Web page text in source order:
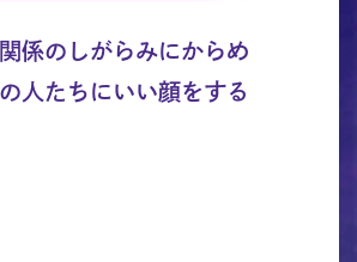
係のしがらみにからめ
人たちにいい顔をする